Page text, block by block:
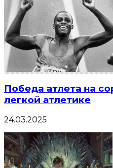
Победа атлета на
легкой атлетике
24.03.2025